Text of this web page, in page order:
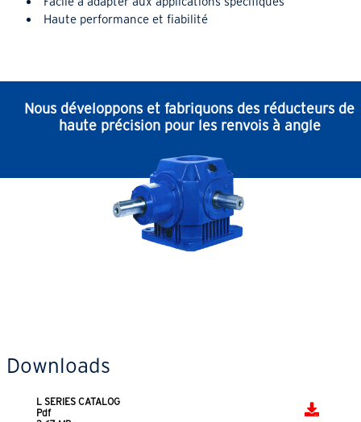
Haute performance et fiabilité
Nous développons et fabriquons des réducteurs de
haute précision pour les renvois à angle
Downloads
L SERIES CATALOG
Pdf